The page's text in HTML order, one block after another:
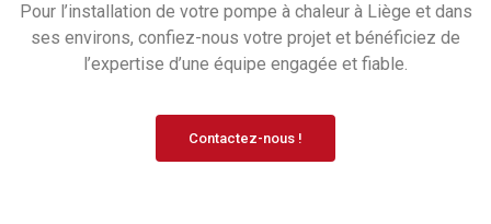
Pour l’installation de votre pompe à chaleur à Liège et dans
ses environs, confiez-nous votre projet et bénéficiez de
l’expertise d’une équipe engagée et fiable.
Contactez-nous !